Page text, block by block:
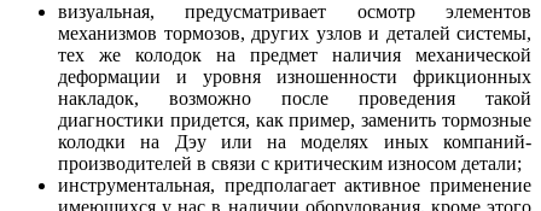
визуальная, предусматривает осмотр элементов
механизмов тормозов, других узлов и деталей системы,
тех же колодок на предмет наличия механической
деформации и уровня изношенности фрикционных
накладок, возможно после проведения такой
диагностики придется, как пример, заменить тормозные
колодки на Дэу или на моделях иных компаний-
производителей в связи с критическим износом детали;
инструментальная, предполагает активное применение